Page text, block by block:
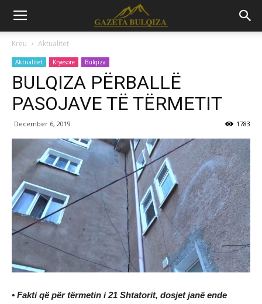
Kreu Aktualitet
Aktualitet Kryesore Bulqiza
BULQIZA PËRBALLË
PASOJAVE TË TËRMETIT
December 6, 2019 1783
• Fakti që për tërmetin i 21 Shtatorit, dosjet janë ende